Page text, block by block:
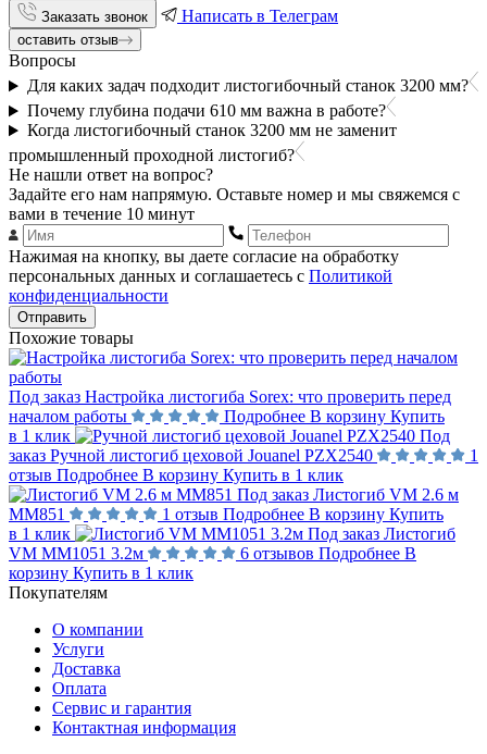
Заказать звонок Написать в Телеграм
оставить отзыв
Вопросы
Для каких задач подходит листогибочный станок 3200 мм?
Почему глубина подачи 610 мм важна в работе?
Когда листогибочный станок 3200 мм не заменит
промышленный проходной листогиб?
Не нашли ответ на вопрос?
Задайте его нам напрямую. Оставьте номер и мы свяжемся с
вами в течение 10 минут
Нажимая на кнопку, вы даете согласие на обработку
персональных данных и соглашаетесь с Политикой
конфиденциальности
Отправить
Похожие товары
Под заказ Настройка листогиба Sorex: что проверить перед
началом работы
Подробнее В корзину Купить
в 1 клик
Под
заказ Ручной листогиб цеховой Jouanel PZX2540
1
отзыв Подробнее В корзину Купить в 1 клик
Под заказ Листогиб VM 2.6 м
MM851
1 отзыв Подробнее В корзину Купить
в 1 клик
Под заказ Листогиб
VM MM1051 3.2м
6 отзывов Подробнее В
корзину Купить в 1 клик
Покупателям
О компании
Услуги
Доставка
Оплата
Сервис и гарантия
Контактная информация